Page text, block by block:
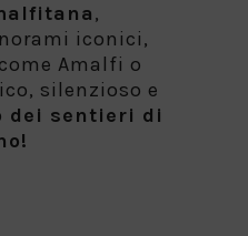
,
iconici,
Amalfi o
silenzioso e
dei sentieri di